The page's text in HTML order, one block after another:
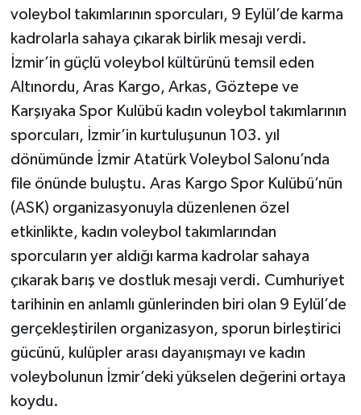
voleybol takımlarının sporcuları, 9 Eylül’de karma
kadrolarla sahaya çıkarak birlik mesajı verdi.
İzmir’in güçlü voleybol kültürünü temsil eden
Altınordu, Aras Kargo, Arkas, Göztepe ve
Karşıyaka Spor Kulübü kadın voleybol takımlarının
sporcuları, İzmir’in kurtuluşunun 103. yıl
dönümünde İzmir Atatürk Voleybol Salonu’nda
file önünde buluştu. Aras Kargo Spor Kulübü’nün
(ASK) organizasyonuyla düzenlenen özel
etkinlikte, kadın voleybol takımlarından
sporcuların yer aldığı karma kadrolar sahaya
çıkarak barış ve dostluk mesajı verdi. Cumhuriyet
tarihinin en anlamlı günlerinden biri olan 9 Eylül’de
gerçekleştirilen organizasyon, sporun birleştirici
gücünü, kulüpler arası dayanışmayı ve kadın
voleybolunun İzmir’deki yükselen değerini ortaya
koydu.